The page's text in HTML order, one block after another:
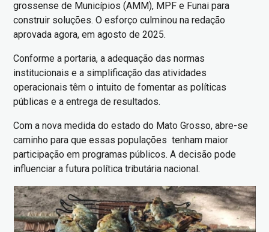
grossense de Municípios (AMM), MPF e Funai para
construir soluções. O esforço culminou na redação
aprovada agora, em agosto de 2025.
Conforme a portaria, a adequação das normas
institucionais e a simplificação das atividades
operacionais têm o intuito de fomentar as políticas
públicas e a entrega de resultados.
Com a nova medida do estado do Mato Grosso, abre-se
caminho para que essas populações tenham maior
participação em programas públicos. A decisão pode
influenciar a futura política tributária nacional.
Imagem